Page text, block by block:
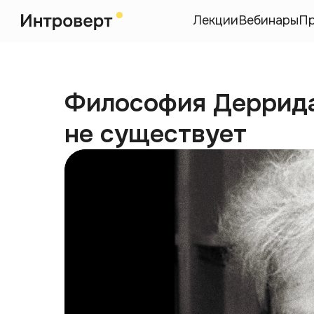
ЛекцииВебинары
Философия
не существует